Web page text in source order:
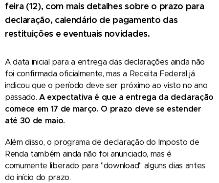
feira (12), com mais detalhes sobre o prazo para
declaração, calendário de pagamento das
restituições e eventuais novidades.
A data inicial para a entrega das declarações ainda não
foi confirmada oficialmente, mas a Receita Federal já
indicou que o período deve ser próximo ao visto no ano
passado.A expectativa é que a entrega da declaração
comece em 17 de março. O prazo deve se estender
até 30 de maio.
Além disso, o programa de declaração do Imposto de
Renda também ainda não foi anunciado, mas é
comumente liberado para "download" alguns dias antes
do início do prazo.